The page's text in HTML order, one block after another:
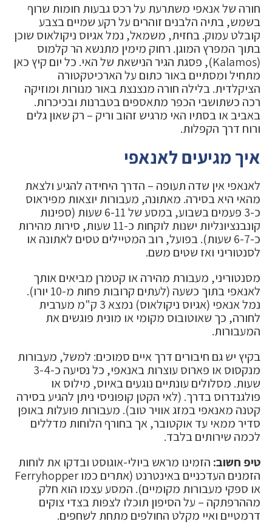
חורה של אנאפי משתרעת על רכס גבעות חומות שרוף
בשמש, בתיה הלבנים זוהרים על רקע שמיים בצבע
קובלט עמוק. בחזית, משמאל, נמל אגיוס ניקולאוס שוכן
בתוך המפרץ המוגן. רחוק מימין מתנשא הר קלמוס
(Kalamos), פסגת הגיר הנישאת של האי. כל יום קיץ כאן
מתחיל ומסתיים באור כתום על הארכיטקטורה
הציקלדית. בלילה חורה מנצנצת באור מנורות ומוזיקה
רכה כשתושבי הכפר מתאספים בטברנות ובכיכרות.
באביב או בסתיו האי מרגיש זהוב וריק – רק שאון גלים
ורוח דרך הקפלות.
איך מגיעים לאנאפי
לאנאפי אין שדה תעופה – הדרך היחידה להגיע ולצאת
מהאי היא בסירה. מאתונה, מעבורות יוצאות מפיראוס
כ-3 פעמים בשבוע, במסע של 6-11 שעות (ספינות
קונבנציונליות ישנות לוקחות כ-11 שעות, סירות מהירות
כ-6-7 שעות). בפועל, רוב המטיילים טסים לאתונה או
לסנטוריני ואז שטים משם.
מסנטוריני, מעבורת מהירה או קטמרן מביאים אותך
לאנאפי בתוך כשעה (לעתים קרובות פחות מ-10 יורו).
נמל אנאפי (אגיוס ניקולאוס) נמצא 3 ק"מ מערבית
לחורה, כך שאוטובוס מקומי או מונית פוגשים את
המעבורות.
בקיץ יש גם חיבורים דרך איים סמוכים: למשל, מעבורות
מנקסוס או פארוס עוצרות באנאפי, כל נסיעה כ-3-4
שעות. מסלולים עונתיים נוגעים באיוס, מילוס או
פולגנדרוס בדרך. (לאי הקטן קופוניסי ניתן להגיע בסירה
קטנה מאנאפי במזג אוויר טוב). מעבורות פועלות באופן
סדיר ממאי עד אוקטובר, אך בחורף הלוחות מדללים
לכמה שירותים בלבד.
טיפ חשוב: הזמינו מראש ביולי-אוגוסט ובדקו את לוחות
הזמנים העדכניים באינטרנט (אתרים כמו Ferryhopper
או ספקי מעבורות מקומיים). המסע עצמו הוא חלק
מההרפתקה – על הסיפון תוכלו לצפות בצדי צוקים
דרמטיים ואיי מקלט החולפים מתחת לשחפים.